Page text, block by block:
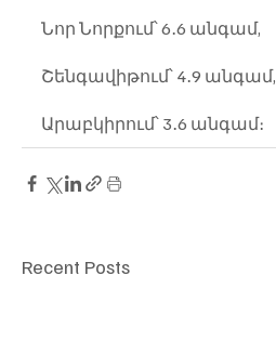
Նոր Նորքում՝ 6․6 անգամ,
Շենգավիթում՝ 4․9 անգամ,
Արաբկիրում՝ 3․6 անգամ։
Recent Posts